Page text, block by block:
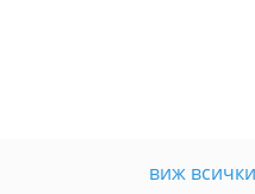
виж всички